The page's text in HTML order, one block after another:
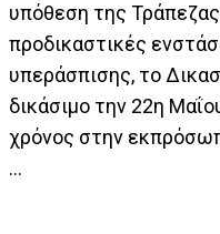
υπόθεση της
προδικαστικές
υπεράσπισης, το
δικάσιμο την 22η
χρόνος στην
...